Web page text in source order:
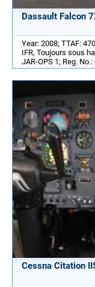
Dassault Falcon
Year: 2008; TTAF:
IFR, Toujours sous
JAR-OPS 1; Reg.
Cessna Citation